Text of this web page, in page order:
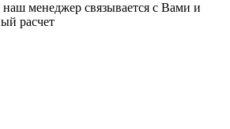
наш менеджер связывается с Вами и
расчет